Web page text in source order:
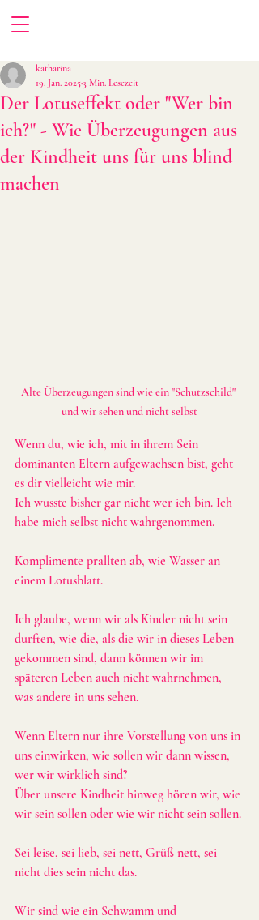
Der Lotuseffekt oder "Wer bin
ich?" - Wie Überzeugungen aus
der Kindheit uns für uns blind
machen
katharina
19. Jan. 20253 Min. Lesezeit
Alte Überzeugungen sind wie ein "Schutzschild"
und wir sehen und nicht selbst
Wenn du, wie ich, mit in ihrem Sein
dominanten Eltern aufgewachsen bist, geht
es dir vielleicht wie mir.
Ich wusste bisher gar nicht wer ich bin. Ich
habe mich selbst nicht wahrgenommen.
Komplimente prallten ab, wie Wasser an
einem Lotusblatt.
Ich glaube, wenn wir als Kinder nicht sein
durften, wie die, als die wir in dieses Leben
gekommen sind, dann können wir im
späteren Leben auch nicht wahrnehmen,
was andere in uns sehen.
Wenn Eltern nur ihre Vorstellung von uns in
uns einwirken, wie sollen wir dann wissen,
wer wir wirklich sind?
Über unsere Kindheit hinweg hören wir, wie
wir sein sollen oder wie wir nicht sein sollen.
Sei leise, sei lieb, sei nett, Grüß nett, sei
nicht dies sein nicht das.
Wir sind wie ein Schwamm und